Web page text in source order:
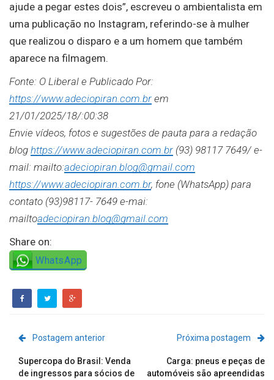
ajude a pegar estes dois”, escreveu o ambientalista em
uma publicação no Instagram, referindo-se à mulher
que realizou o disparo e a um homem que também
aparece na filmagem.
Fonte: O Liberal e Publicado Por:
https://www.adeciopiran.com.br em
21/01/2025/18/:00:38
Envie vídeos, fotos e sugestões de pauta para a redação
blog https://www.adeciopiran.com.br (93) 98117 7649/ e-
mail: mailto:adeciopiran.blog@gmail.com
https://www.adeciopiran.com.br, fone (WhatsApp) para
contato (93)98117- 7649 e-mai:
mailtoadeciopiran.blog@gmail.com
Share on:
WhatsApp
Postagem anterior
Supercopa do Brasil: Venda
de ingressos para sócios de
Próxima postagem
Carga: pneus e peças de
automóveis são apreendidas